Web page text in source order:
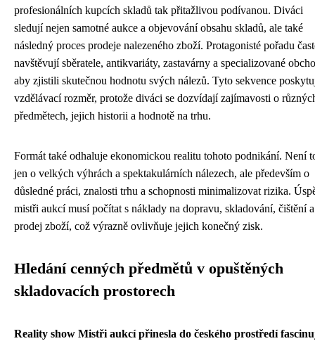
profesionálních kupcích skladů tak přitažlivou podívanou. Diváci
sledují nejen samotné aukce a objevování obsahu skladů, ale také
následný proces prodeje nalezeného zboží. Protagonisté pořadu
navštěvují sběratele, antikvariáty, zastavárny a specializované
aby zjistili skutečnou hodnotu svých nálezů. Tyto sekvence
vzdělávací rozměr, protože diváci se dozvídají zajímavosti o
předmětech, jejich historii a hodnotě na trhu.
Formát také odhaluje ekonomickou realitu tohoto podnikání. Není
jen o velkých výhrách a spektakulárních nálezech, ale především o
důsledné práci, znalosti trhu a schopnosti minimalizovat rizika.
mistři aukcí musí počítat s náklady na dopravu, skladování, čištění a
prodej zboží, což výrazně ovlivňuje jejich konečný zisk.
Hledání cenných předmětů v opuštěných
skladovacích prostorech
Reality show Mistři aukcí přinesla do českého prostředí